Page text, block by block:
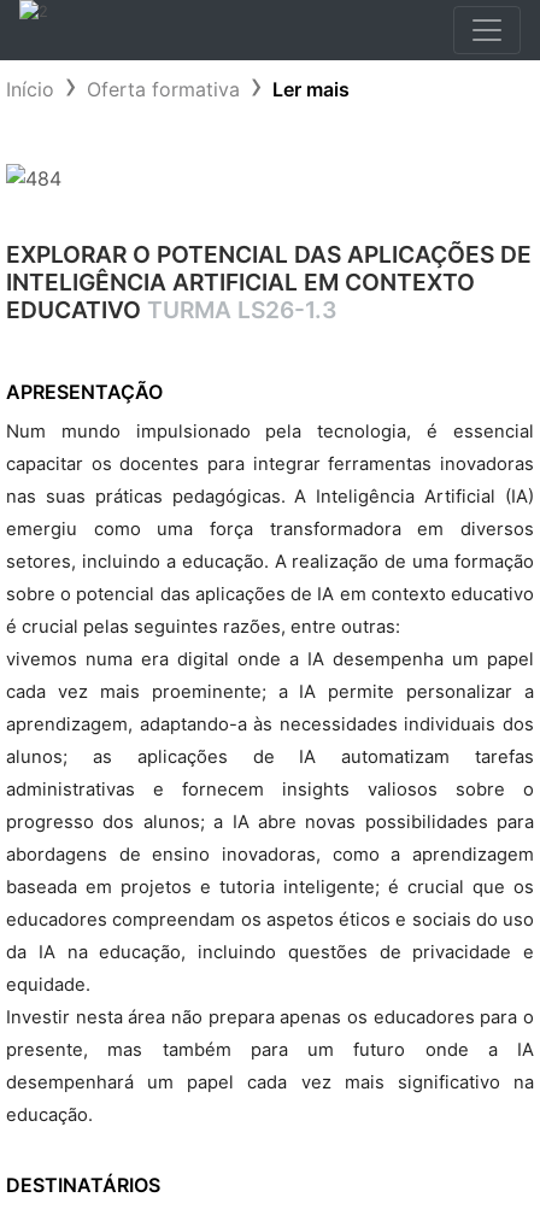
Início Oferta formativa Ler mais
EXPLORAR O POTENCIAL DAS APLICAÇÕES DE
INTELIGÊNCIA ARTIFICIAL EM CONTEXTO
EDUCATIVO TURMA LS26-1.3
APRESENTAÇÃO
Num mundo impulsionado pela tecnologia, é essencial
capacitar os docentes para integrar ferramentas inovadoras
nas suas práticas pedagógicas. A Inteligência Artificial (IA)
emergiu como uma força transformadora em diversos
setores, incluindo a educação. A realização de uma formação
sobre o potencial das aplicações de IA em contexto educativo
é crucial pelas seguintes razões, entre outras:
vivemos numa era digital onde a IA desempenha um papel
cada vez mais proeminente; a IA permite personalizar a
aprendizagem, adaptando-a às necessidades individuais dos
alunos; as aplicações de IA automatizam tarefas
administrativas e fornecem insights valiosos sobre o
progresso dos alunos; a IA abre novas possibilidades para
abordagens de ensino inovadoras, como a aprendizagem
baseada em projetos e tutoria inteligente; é crucial que os
educadores compreendam os aspetos éticos e sociais do uso
da IA na educação, incluindo questões de privacidade e
equidade.
Investir nesta área não prepara apenas os educadores para o
presente, mas também para um futuro onde a IA
desempenhará um papel cada vez mais significativo na
educação.
DESTINATÁRIOS